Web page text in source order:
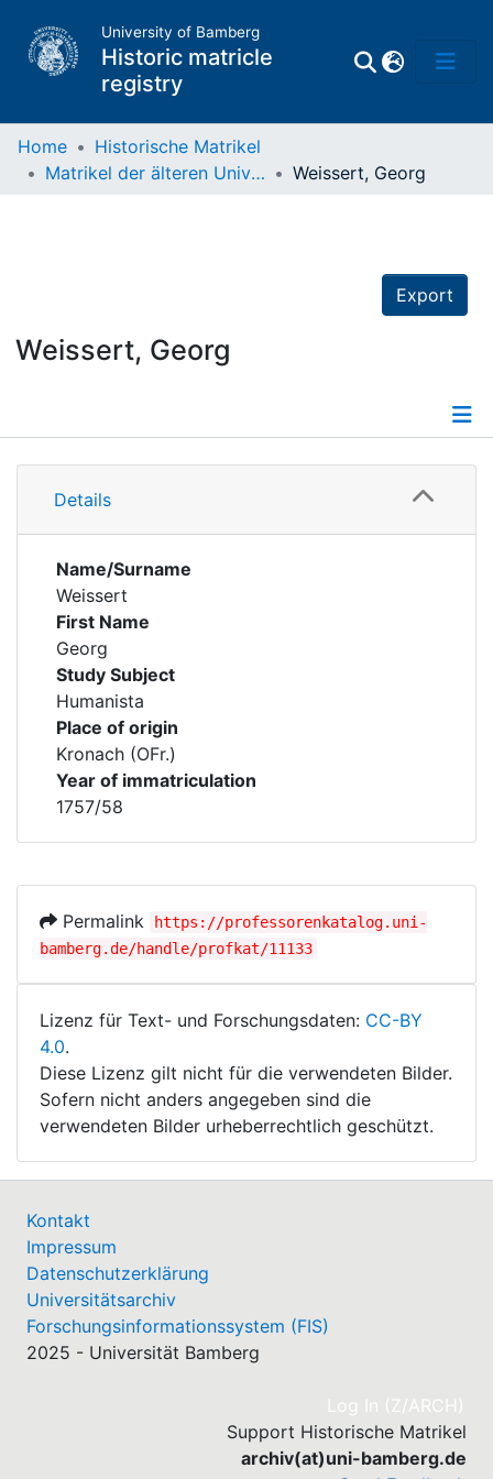
University of Bamberg
Historic matricle
registry
Home
Historische Matrikel
Matrikel der älteren Universität
Weissert, Georg
Export
Weissert, Georg
Details
Details
Name/Surname
Weissert
First Name
Georg
Study Subject
Humanista
Place of origin
Kronach (OFr.)
Year of immatriculation
1757/58
Permalink
https://professorenkatalog.uni-
bamberg.de/handle/profkat/11133
Lizenz für Text- und Forschungsdaten: CC-BY
4.0.
Diese Lizenz gilt nicht für die verwendeten Bilder.
Sofern nicht anders angegeben sind die
verwendeten Bilder urheberrechtlich geschützt.
Kontakt
Impressum
Datenschutzerklärung
Universitätsarchiv
Forschungsinformationssystem (FIS)
2025 - Universität Bamberg
Log In (Z/ARCH)
Support Historische Matrikel
archiv(at)uni-bamberg.de